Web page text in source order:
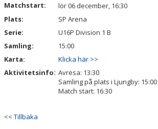
Matchstart:
lör 06 december, 16:30
Plats:
SP Arena
Serie:
U16P Division 1 B
Samling:
15:00
Karta:
Klicka här >>
Aktivitetsinfo: Avresa: 13:30
Samling på plats i Ljungby: 15:00
Match start: 16:30
<< Tillbaka